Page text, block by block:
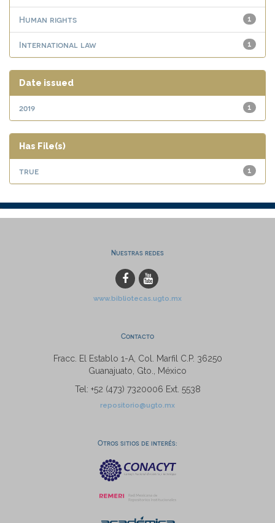
1
Human rights
1
International law
Date issued
1
2019
Has File(s)
1
true
Nuestras redes
www.bibliotecas.ugto.mx
Contacto
Fracc. El Establo 1-A, Col. Marfil C.P. 36250
Guanajuato, Gto., México
Tel: +52 (473) 7320006 Ext. 5538
repositorio@ugto.mx
Otros sitios de interés: